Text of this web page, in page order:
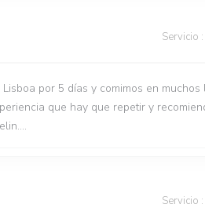
Servicio :
Lisboa por 5 días y comimos en
que hay que repetir y
Servicio :